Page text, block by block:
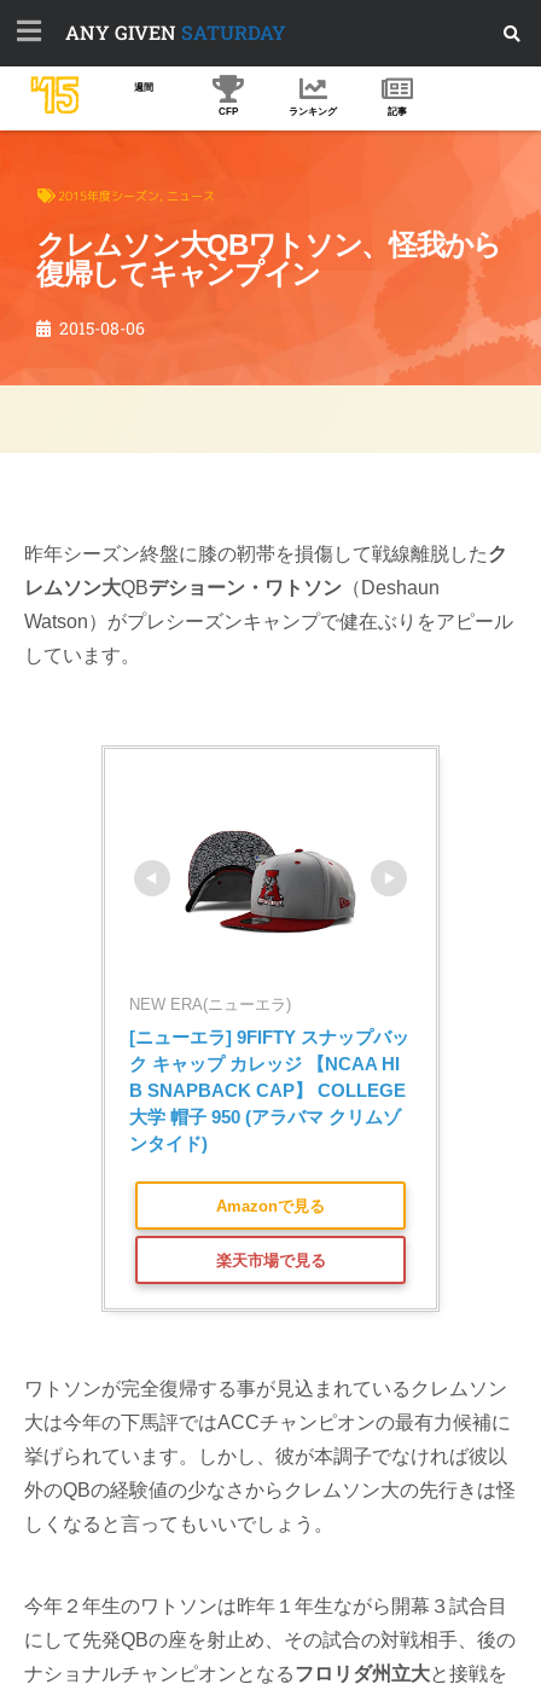
ANY GIVEN SATURDAY
'15 週間
CFP ランキング 記事
2015年度シーズン, ニュース
クレムソン大QBワトソン、怪我から
復帰してキャンプイン
2015-08-06
昨年シーズン終盤に膝の靭帯を損傷して戦線離脱したク
レムソン大QBデショーン・ワトソン （Deshaun
Watson）がプレシーズンキャンプで健在ぶりをアピール
しています。
NEW ERA(ニューエラ)
[ニューエラ] 9FIFTY スナップバッ
ク キャップ カレッジ 【NCAA HI
B SNAPBACK CAP】 COLLEGE
大学 帽子 950 (アラバマ クリムゾ
ンタイド)
Amazonで見る
楽天市場で見る
ワトソンが完全復帰する事が見込まれているクレムソン
大は今年の下馬評ではACCチャンピオンの最有力候補に
挙げられています。しかし、彼が本調子でなければ彼以
外のQBの経験値の少なさからクレムソン大の先行きは怪
しくなると言ってもいいでしょう。
今年２年生のワトソンは昨年１年生ながら開幕３試合目
にして先発QBの座を射止め、その試合の対戦相手、後の
ナショナルチャンピオンとなるフロリダ州立大と接戦を